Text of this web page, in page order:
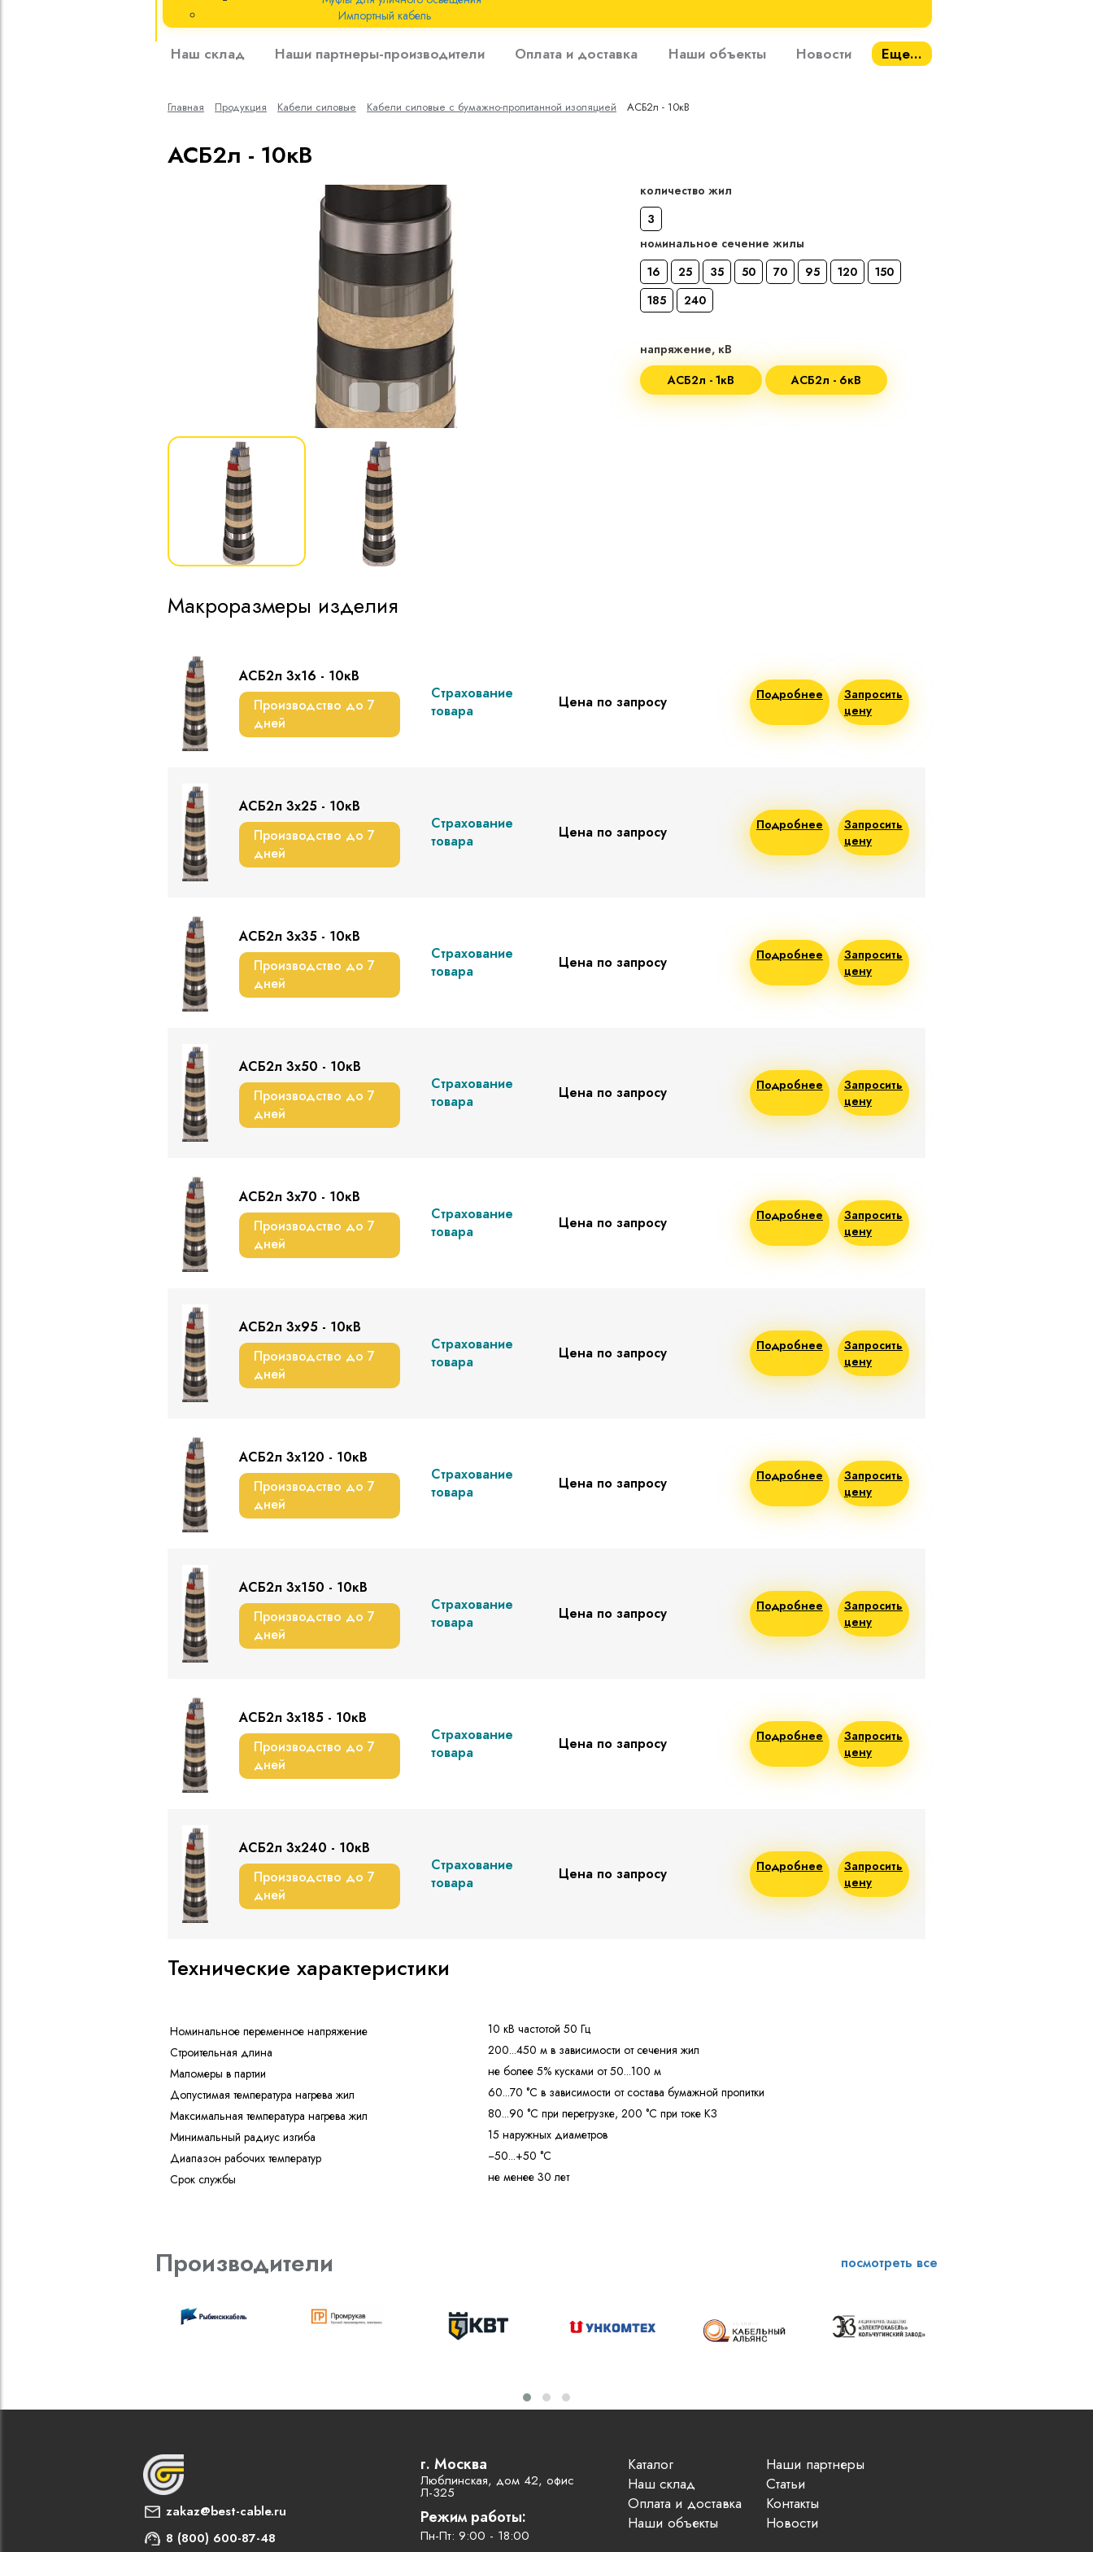
Импортный кабель
Наш склад Наши партнеры-производители Оплата и доставка Наши объекты Новости Еще...
полиэтиленовой изоляцией до 6
Кабели силовые с резиновой
Главная Продукция Кабели cиловые Кабели силовые с бумажно-пропитанной изоляцией АСБ2л - 10кВ
АСБ2л - 10кВ
количество жил
3
номинальное сечение жилы
16
25 35 50 70 95 120
150
185
240
напряжение, кВ
АСБ2л - 1кВ
АСБ2л - 6кВ
Макроразмеры изделия
АСБ2л 3х16 - 10кВ
Производство до 7
дней
Страхование
товара
Цена по запросу Подробнее
Запросить
цену
АСБ2л 3х25 - 10кВ
Производство до 7
дней
Страхование
товара
Цена по запросу Подробнее
Запросить
цену
АСБ2л 3х35 - 10кВ
Производство до 7
дней
Страхование
товара
Цена по запросу Подробнее
Запросить
цену
АСБ2л 3х50 - 10кВ
Производство до 7
дней
Страхование
товара
Цена по запросу Подробнее
Запросить
цену
АСБ2л 3х70 - 10кВ
Производство до 7
дней
Страхование
товара
Цена по запросу Подробнее
Запросить
цену
АСБ2л 3х95 - 10кВ
Производство до 7
дней
Страхование
товара
Цена по запросу Подробнее
Запросить
цену
АСБ2л 3х120 - 10кВ
Производство до 7
дней
Страхование
товара
Цена по запросу Подробнее
Запросить
цену
АСБ2л 3х150 - 10кВ
Производство до 7
дней
Страхование
товара
Цена по запросу Подробнее
Запросить
цену
АСБ2л 3х185 - 10кВ
Производство до 7
дней
Страхование
товара
Цена по запросу Подробнее
Запросить
цену
АСБ2л 3х240 - 10кВ
Производство до 7
дней
Страхование
товара
Цена по запросу Подробнее
Запросить
цену
Технические характеристики
Номинальное переменное напряжение
10 кВ частотой 50 Гц
Строительная длина
200...450 м в зависимости от сечения жил
Маломеры в партии
не более 5% кусками от 50...100 м
Допустимая температура нагрева жил
60...70 °C в зависимости от состава бумажной пропитки
Максимальная температура нагрева жил
80...90 °C при перегрузке, 200 °C при токе КЗ
Минимальный радиус изгиба
15 наружных диаметров
Диапазон рабочих температур
−50...+50 °C
Срок службы
не менее 30 лет
Производители посмотреть все
zakaz@best-cable.ru
8 (800) 600-87-48
г. Москва
Люблинская, дом 42, офис
Л-325
Режим работы:
Пн-Пт: 9:00 - 18:00
Каталог
Наш склад
Оплата и доставка
Наши объекты
Наши партнеры
Статьи
Контакты
Новости